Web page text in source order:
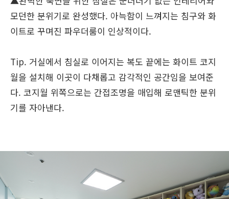
모던한 분위기로 완성했다. 아늑함이 느껴지는 침구와 화
이트로 꾸며진 파우더룸이 인상적이다.
Tip. 거실에서 침실로 이어지는 복도 끝에는 화이트 코지
월을 설치해 이곳이 다채롭고 감각적인 공간임을 보여준
다. 코지월 위쪽으로는 간접조명을 매입해 로맨틱한 분위
기를 자아낸다.